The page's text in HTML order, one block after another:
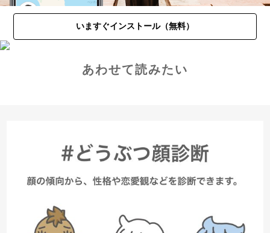
いますぐインストール（無料）
あわせて読みたい